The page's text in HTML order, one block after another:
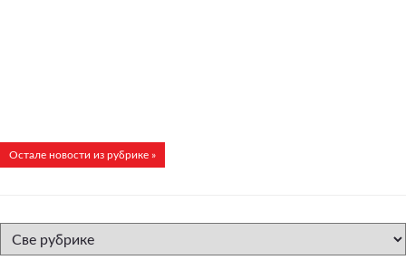
Остале новости из рубрике »